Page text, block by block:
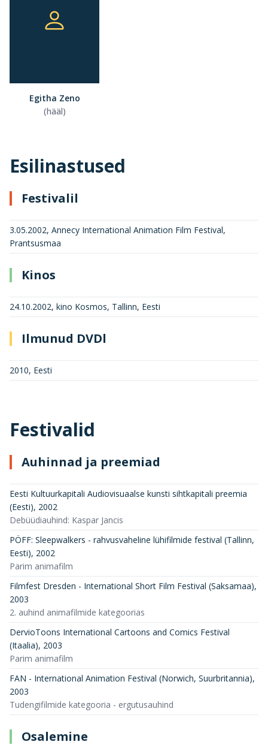
Egitha Zeno
(hääl)
Esilinastused
Festivalil
3.05.2002, Annecy International Animation Film Festival,
Prantsusmaa
Kinos
24.10.2002, kino Kosmos, Tallinn, Eesti
Ilmunud DVDl
2010, Eesti
Festivalid
Auhinnad ja preemiad
Eesti Kultuurkapitali Audiovisuaalse kunsti sihtkapitali preemia
(Eesti), 2002
Debüüdiauhind: Kaspar Jancis
PÖFF: Sleepwalkers - rahvusvaheline lühifilmide festival (Tallinn,
Eesti), 2002
Parim animafilm
Filmfest Dresden - International Short Film Festival (Saksamaa),
2003
2. auhind animafilmide kategoorias
DervioToons International Cartoons and Comics Festival
(Itaalia), 2003
Parim animafilm
FAN - International Animation Festival (Norwich, Suurbritannia),
2003
Tudengifilmide kategooria - ergutusauhind
Osalemine